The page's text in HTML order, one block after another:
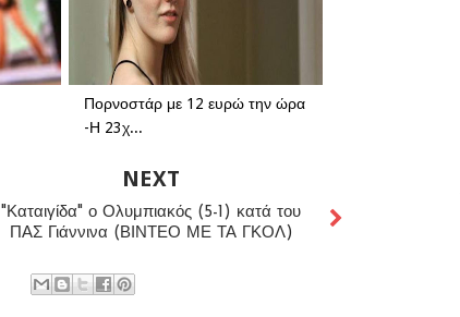
Πορνοστάρ με 12 ευρώ την ώρα
-Η 23χ...
NEXT
"Καταιγίδα" ο Ολυμπιακός (5-1) κατά του
ΠΑΣ Γιάννινα (ΒΙΝΤΕΟ ΜΕ ΤΑ ΓΚΟΛ)